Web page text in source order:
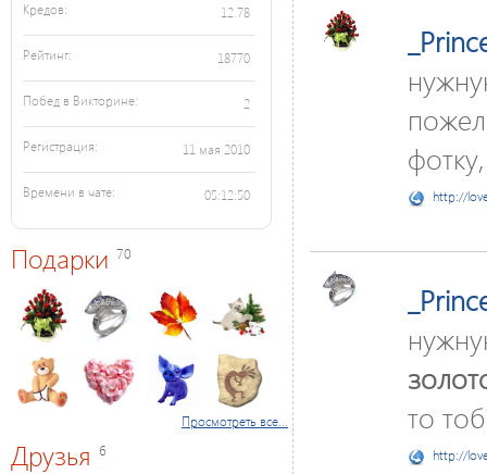
Кредов: 12.78
Рейтинг: 18770
Побед в Викторине: 2
Регистрация: 11 мая 2010
Времени в чате: 05:12:50
Подарки 70
Просмотреть все...
Друзья 6
http://
то
http://